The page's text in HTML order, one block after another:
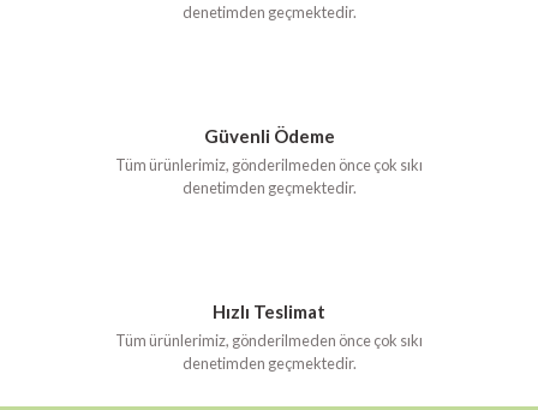
denetimden geçmektedir.
Güvenli Ödeme
Tüm ürünlerimiz, gönderilmeden önce çok sıkı
denetimden geçmektedir.
Hızlı Teslimat
Tüm ürünlerimiz, gönderilmeden önce çok sıkı
denetimden geçmektedir.